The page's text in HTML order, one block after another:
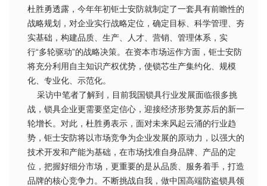
杜胜勇透露，今年年初钜士安防就制定了一套具有前瞻性的
战略规划，对企业实行战略定位，确定目标、科学管理、夯
实基础，构建品质、生产、人才、营销、管理体系，实
行“多轮驱动”的战略决策。在资本市场运作方面，钜士安防
将充分利用自主知识产权优势，使锁芯生产集约化、规模
化、专业化、示范化。
采访中笔者了解到，目前我国锁具行业发展面临很多挑
战，锁具企业更需要坚定信心，迎接经济形势复苏后的新一
轮增长。对此，杜胜勇表示，面对未来风起云涌的行业趋
势，钜士安防将以市场竞争为企业发展的原动力，以强大的
技术开发和产能为基础，在市场找准自身品牌、产品的定
位，把握好细分市场，更重要的是从品质、服务着手，打造
品牌的核心竞争力。不断挑战自我，做中国高端防盗锁具领